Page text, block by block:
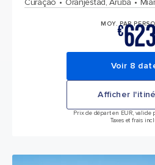
Curaçao Oranjestad, Aruba
MOY. PAR
€
Voir 8
Afficher
Prix de départ en EUR, valide
Taxes et frais